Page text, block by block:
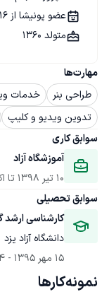
مهارت‌ها
طراحی بنر
خدمات
تدوین ویدیو و کلیپ
سوابق کاری
آموزشگاه آزاد
10 تیر 1398
تا
سوابق تحصیلی
کارشناسی ارشد
دانشگاه آزاد یزد
15 مهر 1395
-
04
عضو پونیشا از 16 آذر 1395
متولد 1360
نمونه‌کارها